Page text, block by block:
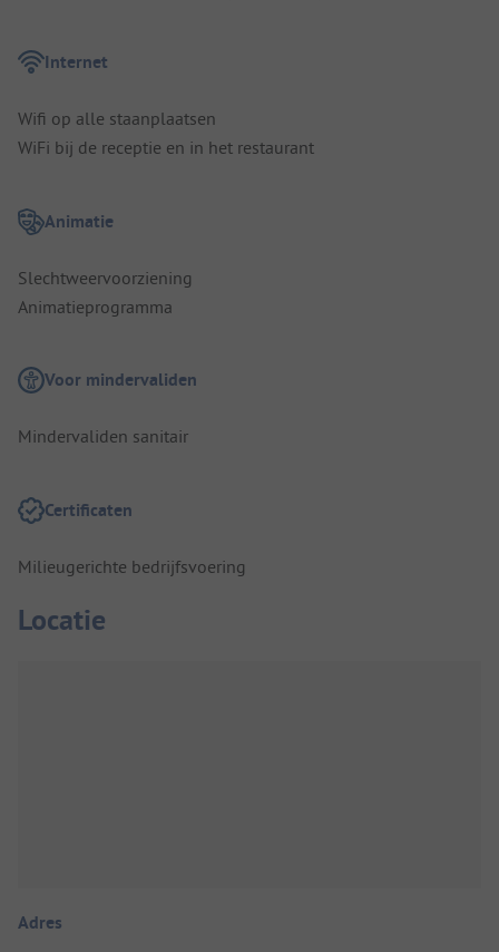
Internet
Wifi op alle staanplaatsen
WiFi bij de receptie en in het restaurant
Animatie
Slechtweervoorziening
Animatieprogramma
Voor mindervaliden
Mindervaliden sanitair
Certificaten
Milieugerichte bedrijfsvoering
Locatie
Adres